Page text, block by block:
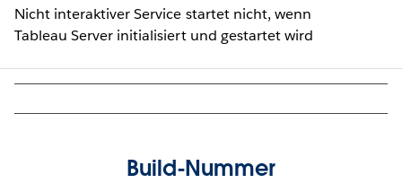
Nicht interaktiver Service startet nicht, wenn
Tableau Server initialisiert und gestartet wird
Build-Nummer